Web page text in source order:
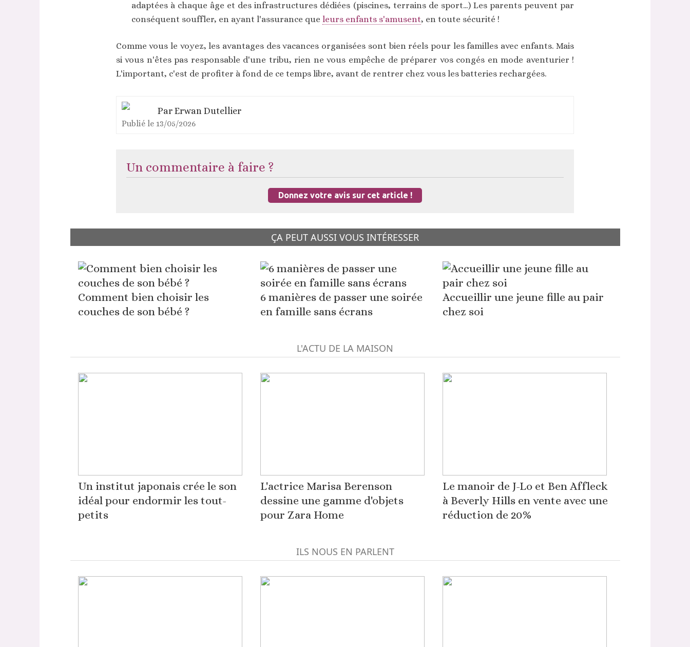
adaptées à chaque âge et des infrastructures dédiées (piscines, terrains de sport…) Les parents peuvent par
conséquent souffler, en ayant l'assurance que leurs enfants s'amusent, en toute sécurité !
Comme vous le voyez, les avantages des vacances organisées sont bien réels pour les familles avec enfants. Mais
si vous n'êtes pas responsable d'une tribu, rien ne vous empêche de préparer vos congés en mode aventurier !
L'important, c'est de profiter à fond de ce temps libre, avant de rentrer chez vous les batteries rechargées.
Par Erwan Dutellier
Publié le 13/05/2026
Un commentaire à faire ?
Donnez votre avis sur cet article !
ÇA PEUT AUSSI VOUS INTÉRESSER
Comment bien choisir les
couches de son bébé ?
6 manières de passer une soirée
en famille sans écrans
Accueillir une jeune fille au pair
chez soi
L'ACTU DE LA MAISON
Un institut japonais crée le son
idéal pour endormir les tout-
petits
L'actrice Marisa Berenson
dessine une gamme d'objets
pour Zara Home
Le manoir de J-Lo et Ben Affleck
à Beverly Hills en vente avec une
réduction de 20%
ILS NOUS EN PARLENT